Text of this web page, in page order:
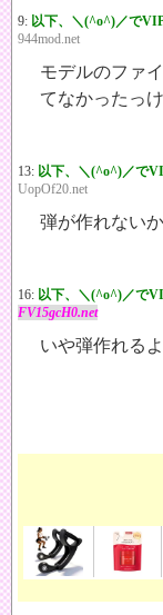
9: 以下、＼(^o^)／で
944mod.net
モデルのファ
てなかったっけ
13: 以下、＼(^o^)／で
UopOf20.net
弾が作れない
16: 以下、＼(^o^)／で
FV15gcH0.net
いや弾作れるよ